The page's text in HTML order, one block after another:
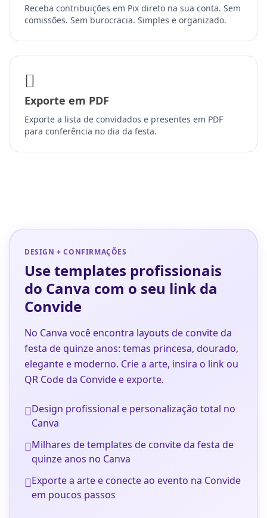
Receba contribuições em Pix direto na sua conta. Sem
comissões. Sem burocracia. Simples e organizado.
Exporte em PDF
Exporte a lista de convidados e presentes em PDF
para conferência no dia da festa.
DESIGN + CONFIRMAÇÕES
Use templates profissionais
do Canva com o seu link da
Convide
No Canva você encontra layouts de convite da
festa de quinze anos: temas princesa, dourado,
elegante e moderno. Crie a arte, insira o link ou
QR Code da Convide e exporte.
Design profissional e personalização total no
Canva
Milhares de templates de convite da festa de
quinze anos no Canva
Exporte a arte e conecte ao evento na Convide
em poucos passos